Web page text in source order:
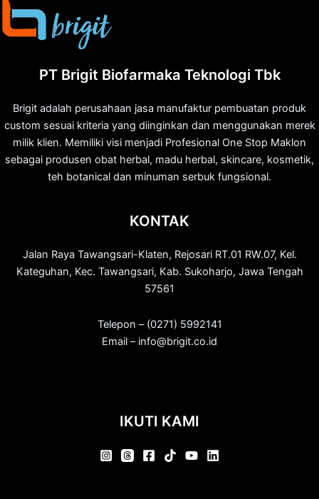
PT Brigit Biofarmaka Teknologi Tbk
Brigit adalah perusahaan jasa manufaktur pembuatan produk
custom sesuai kriteria yang diinginkan dan menggunakan merek
milik klien. Memiliki visi menjadi Profesional One Stop Maklon
sebagai produsen obat herbal, madu herbal, skincare, kosmetik,
teh botanical dan minuman serbuk fungsional.
KONTAK
Jalan Raya Tawangsari-Klaten, Rejosari RT.01 RW.07, Kel.
Kateguhan, Kec. Tawangsari, Kab. Sukoharjo, Jawa Tengah
57561
Telepon – (0271) 5992141
Email – info@brigit.co.id
IKUTI KAMI